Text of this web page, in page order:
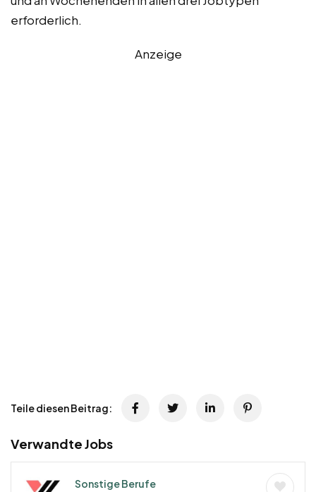
erforderlich.
Anzeige
Teile diesen Beitrag:
Verwandte Jobs
Sonstige Berufe